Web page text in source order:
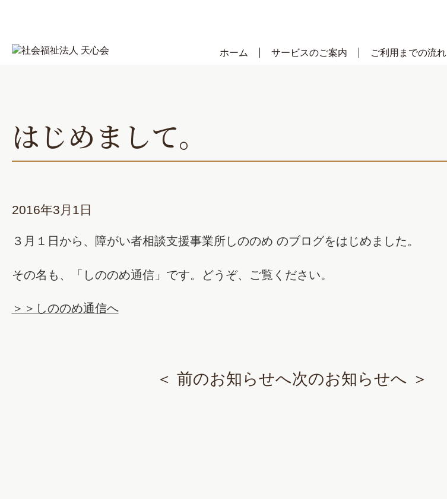
ホーム サービスのご案内 ご利用までの流れ
はじめまして。
2016年3月1日
３月１日から、障がい者相談支援事業所しののめ のブログをはじめました。
その名も、「しののめ通信」です。どうぞ、ご覧ください。
＞＞しののめ通信へ
＜ 前のお知らせへ次のお知らせへ ＞